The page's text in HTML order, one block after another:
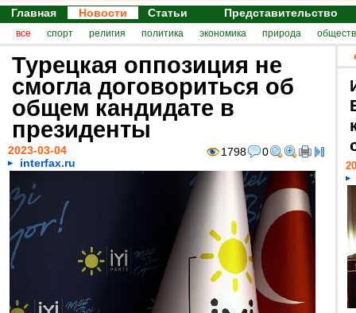
Главная Новости Статьи Представительство
все спорт религия политика экономика природа
Турецкая оппозиция не
смогла договориться об
общем кандидате в
президенты
1798 0
2023-03-04
interfax.ru